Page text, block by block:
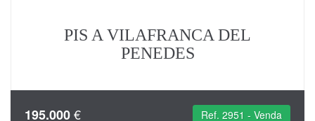
PIS A VILAFRANCA DEL
PENEDES
195.000€ Ref. 2951 - Venda